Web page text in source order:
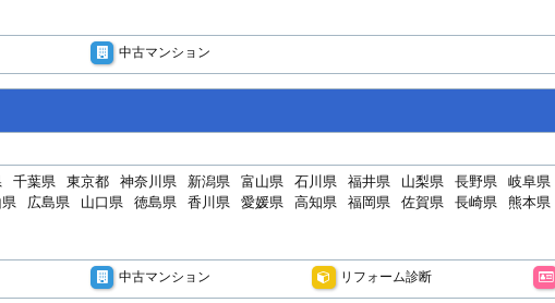
中古マンション
千葉県 東京都 神奈川県 新潟県 富山県 石川県 福井県 山梨県 長野県 岐阜県
県 広島県 山口県 徳島県 香川県 愛媛県 高知県 福岡県 佐賀県 長崎県 熊本県
中古マンション リフォーム診断